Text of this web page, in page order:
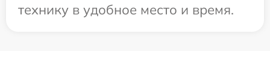
технику в удобное место и время.